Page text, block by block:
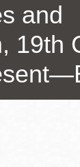
and
19th